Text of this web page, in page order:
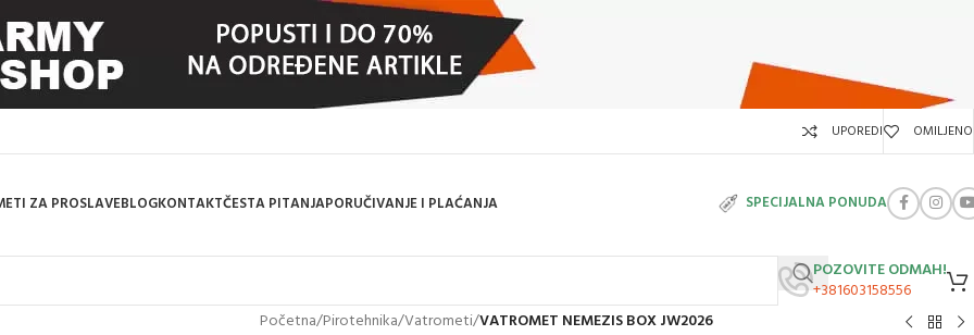
UPOREDI OMILJENO
ZA PROSLAVEBLOGKONTAKTČESTA PITANJAPORUČIVANJE I PLAĆANJA SPECIJALNA PONUDA
POZOVITE ODMAH!
+381603158556
Početna/Pirotehnika/Vatrometi/VATROMET NEMEZIS BOX JW2026